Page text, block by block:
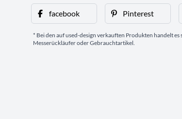
facebook Pinterest
* Bei den auf used-design verkauften Produkten handelt
Messerückläufer oder Gebrauchtartikel.